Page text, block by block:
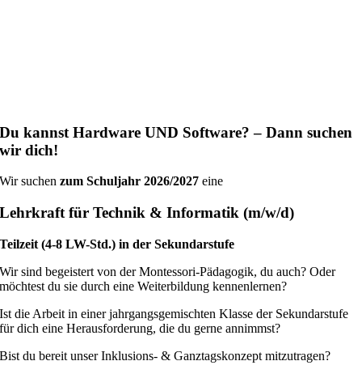
Du kannst Hardware UND Software?– Dann suchen
wir dich!
Wir suchen zum Schuljahr 2026/2027eine
Lehrkraft für Technik & Informatik (m/w/d)
Teilzeit (4-8 LW-Std.) in der Sekundarstufe
Wir sind begeistert von der Montessori-Pädagogik, du auch? Oder
möchtest du sie durch eine Weiterbildung kennenlernen?
Ist die Arbeit in einer jahrgangsgemischten Klasse der Sekundarstufe
für dich eine Herausforderung, die du gerne annimmst?
Bist du bereit unser Inklusions- & Ganztagskonzept mitzutragen?